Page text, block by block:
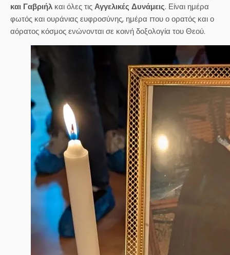
και Γαβριήλ και όλες τιςΑγγελικές Δυνάμεις. Είναι ημέρα
φωτός και ουράνιας ευφροσύνης, ημέρα που ο ορατός και ο
αόρατος κόσμος ενώνονται σε κοινή δοξολογία του Θεού.